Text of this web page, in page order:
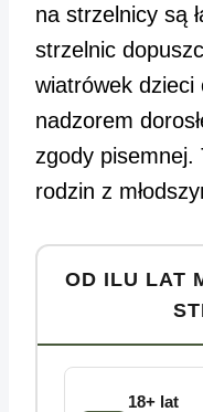
na strzelnicy są
strzelnic
wiatrówek
nadzorem
zgody pisemnej.
rodzin z
OD ILU LAT
18+ lat